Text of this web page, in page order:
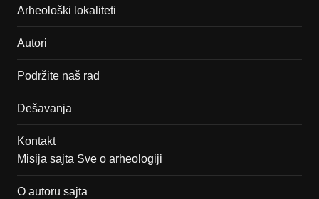
Arheološki lokaliteti
Autori
Podržite naš rad
Dešavanja
Kontakt
Misija sajta Sve o arheologiji
O autoru sajta